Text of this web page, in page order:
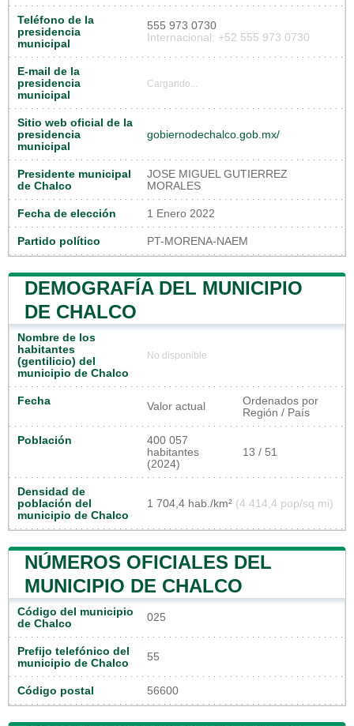
Teléfono de la
presidencia
municipal
555 973 0730
Internacional: +52 555 973 0730
E-mail de la
presidencia
municipal
Cargando...
Sitio web oficial de la
presidencia
municipal
gobiernodechalco.gob.mx/
Presidente municipal
de Chalco
JOSE MIGUEL GUTIERREZ
MORALES
Fecha de elección 1 Enero 2022
Partido político PT-MORENA-NAEM
DEMOGRAFÍA DEL MUNICIPIO
DE CHALCO
Nombre de los
habitantes
(gentilicio) del
municipio de Chalco
No disponible
Fecha Valor actual
Ordenados por
Región / País
Población
400 057
habitantes
(2024)
13 / 51
Densidad de
población del
municipio de Chalco
1 704,4 hab./km² (4 414,4 pop/sq mi)
NÚMEROS OFICIALES DEL
MUNICIPIO DE CHALCO
Código del municipio
de Chalco
025
Prefijo telefónico del
municipio de Chalco
55
Código postal 56600